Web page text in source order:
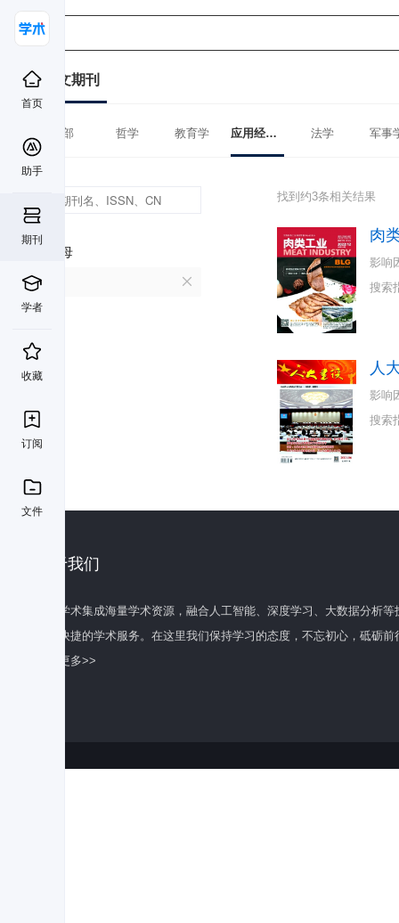
首页
助手
期刊
学者
收藏
订阅
文件
中文期刊
全部 哲学 教育学 应用经济学 法学 军事
首字母
R
找到约3条相关结果
肉
影响
搜索
人
影响
搜索
关于我们
百度学术集成海量学术资源，融合人工智能、深度学习、大数据分析
全面快捷的学术服务。在这里我们保持学习的态度，不忘初心，砥砺前
了解更多>>